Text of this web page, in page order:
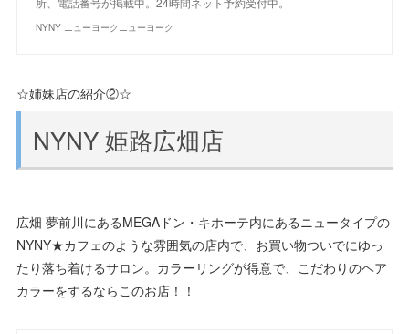
NYNY ニューヨークニューヨーク
☆姉妹店の紹介②☆
NYNY 姫路広畑店
広畑 夢前川にあるMEGAドン・キホーテ内にあるニュータイプの
NYNY★カフェのような雰囲気の店内で、お買い物ついでにゆっ
たり落ち着けるサロン。カラーリングが得意で、こだわりのヘア
カラーをするならこのお店！！